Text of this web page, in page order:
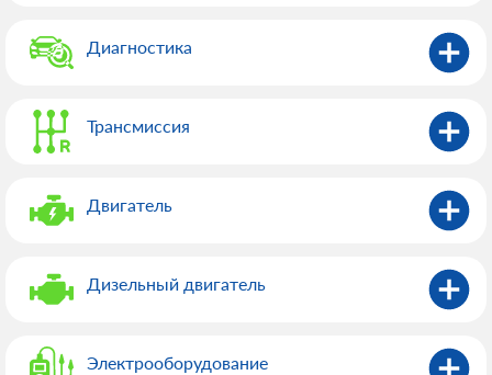
Диагностика
Трансмиссия
Двигатель
Дизельный двигатель
Электрооборудованиe